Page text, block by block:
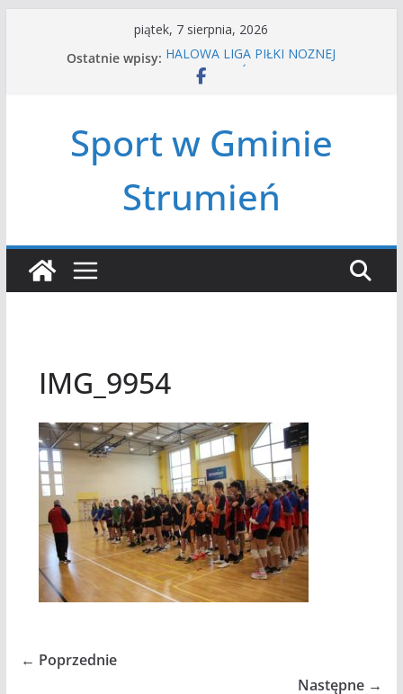
piątek, 7 sierpnia, 2026
Ostatnie wpisy: HALOWA LIGA PIŁKI NOŻNEJ
LATO W MIEŚCIE’2026
Czwórbój lekkoatletyczny
Sport w Gminie
Strumień
IMG_9954
← Poprzednie
Następne →